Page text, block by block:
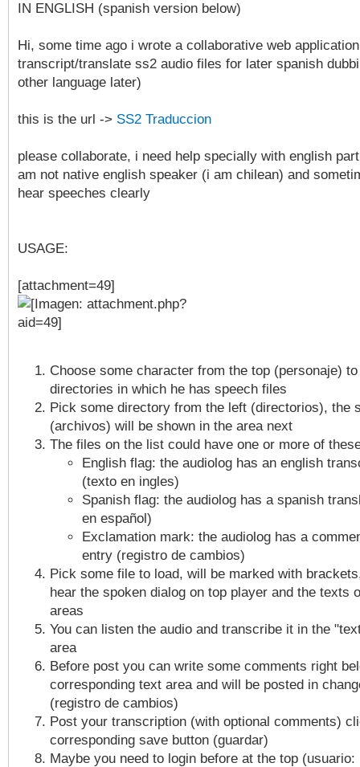
IN ENGLISH (spanish version below)
Hi, some time ago i wrote a collaborative web
transcript/translate ss2 audio files for later spanish
other language later)
this is the url -> SS2 Traduccion
please collaborate, i need help specially with english
am not native english speaker (i am chilean) and
hear speeches clearly
USAGE:
[attachment=49]
Choose some character from the top (personaje)
directories in which he has speech files
Pick some directory from the left (directorios), the
(archivos) will be shown in the area next
The files on the list could have one or more of
English flag: the audiolog has an english
(texto en ingles)
Spanish flag: the audiolog has a spanish
en español)
Exclamation mark: the audiolog has a
entry (registro de cambios)
Pick some file to load, will be marked with
hear the spoken dialog on top player and the texts
areas
You can listen the audio and transcribe it in the
area
Before post you can write some comments right
corresponding text area and will be posted in
(registro de cambios)
Post your transcription (with optional comments)
corresponding save button (guardar)
Maybe you need to login before at the top (usuario: